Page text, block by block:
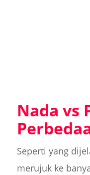
Nada vs
Seperti yang
merujuk ke